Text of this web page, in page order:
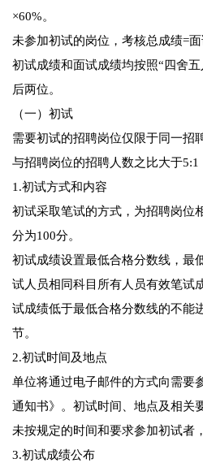
×60%。
未参加初试的岗位，考核总成绩=面
初试成绩和面试成绩均按照“四舍
后两位。
（一）初试
需要初试的招聘岗位仅限于同一招
与招聘岗位的招聘人数之比大于5:1
1.初试方式和内容
初试采取笔试的方式，为招聘岗位
分为100分。
初试成绩设置最低合格分数线，最
试人员相同科目所有人员有效笔试
试成绩低于最低合格分数线的不能
节。
2.初试时间及地点
单位将通过电子邮件的方式向需要
通知书》。初试时间、地点及相关
未按规定的时间和要求参加初试者
3.初试成绩公布